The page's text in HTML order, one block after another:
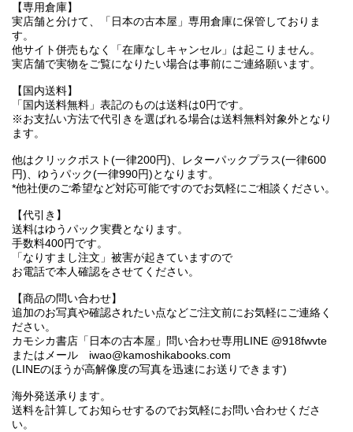
【専用倉庫】
実店舗と分けて、「日本の古本屋」専用倉庫に保管しておりま
す。
他サイト併売もなく「在庫なしキャンセル」は起こりません。
実店舗で実物をご覧になりたい場合は事前にご連絡願います。
【国内送料】
「国内送料無料」表記のものは送料は0円です。
※お支払い方法で代引きを選ばれる場合は送料無料対象外となり
ます。
他はクリックポスト(一律200円)、レターパックプラス(一律600
円)、ゆうパック(一律990円)となります。
*他社便のご希望など対応可能ですのでお気軽にご相談ください。
【代引き】
送料はゆうパック実費となります。
手数料400円です。
「なりすまし注文」被害が起きていますので
お電話で本人確認をさせてください。
【商品の問い合わせ】
追加のお写真や確認されたい点などご注文前にお気軽にご連絡く
ださい。
カモシカ書店「日本の古本屋」問い合わせ専用LINE @918fwvte
またはメール iwao@kamoshikabooks.com
(LINEのほうが高解像度の写真を迅速にお送りできます)
海外発送承ります。
送料を計算してお知らせするのでお気軽にお問い合わせくださ
い。